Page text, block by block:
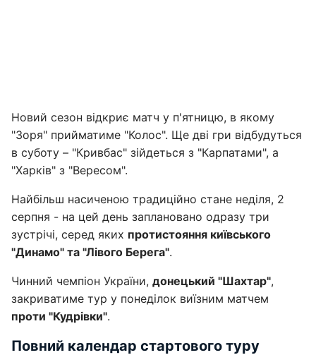
Новий сезон відкриє матч у п'ятницю, в якому
"Зоря" прийматиме "Колос". Ще дві гри відбудуться
в суботу – "Кривбас" зійдеться з "Карпатами", а
"Харків" з "Вересом".
Найбільш насиченою традиційно стане неділя, 2
серпня - на цей день заплановано одразу три
зустрічі, серед яких протистояння київського
"Динамо" та "Лівого Берега".
Чинний чемпіон України, донецький "Шахтар",
закриватиме тур у понеділок виїзним матчем
проти "Кудрівки".
Повний календар стартового туру